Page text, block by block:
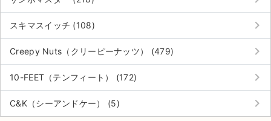
スキマスイッチ (108) keyboard_arrow_right
Creepy Nuts（クリーピーナッツ） (479) keyboard_arrow_right
10-FEET（テンフィート） (172) keyboard_arrow_right
C&K（シーアンドケー） (5) keyboard_arrow_right